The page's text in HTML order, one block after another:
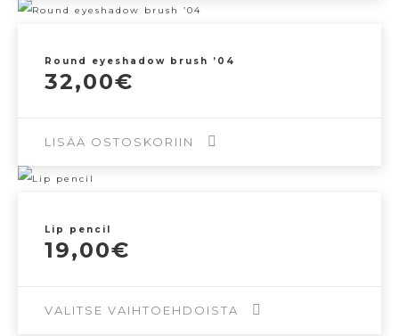
Round eyeshadow brush ’04
32,00€
LISÄÄ OSTOSKORIIN
Lip pencil
19,00€
VALITSE VAIHTOEHDOISTA